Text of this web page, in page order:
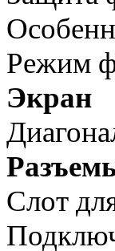
Режим
Экран
Слот